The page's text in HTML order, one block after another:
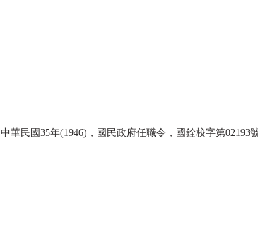
中華民國35年(1946)，國民政府任職令，國銓校字第02193